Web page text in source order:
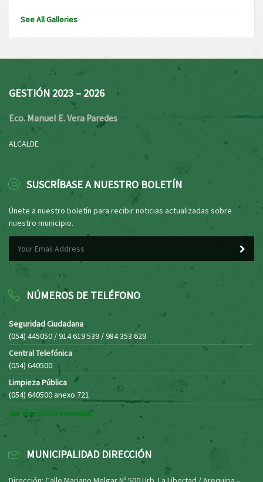
See All Galleries
GESTIÓN 2023 – 2026
Eco. Manuel E. Vera Paredes
ALCALDE
SUSCRÍBASE A NUESTRO BOLETÍN
Únete a nuestro boletín para recibir noticias actualizadas sobre
nuestro municipio.
NÚMEROS DE TELÉFONO
Seguridad Ciudadana
(054) 445050 / 914 619 539 / 984 353 629
Central Telefónica
(054) 640500
Limpieza Pública
(054) 640500 anexo 721
Ver directorio municipal
MUNICIPALIDAD DIRECCIÓN